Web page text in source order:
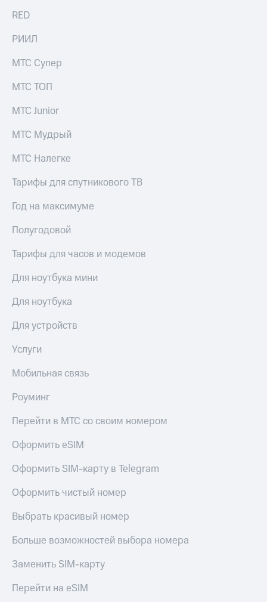
RED
РИИЛ
МТС Супер
МТС ТОП
МТС Junior
МТС Мудрый
МТС Налегке
Тарифы для спутникового ТВ
Год на максимуме
Полугодовой
Тарифы для часов и модемов
Для ноутбука мини
Для ноутбука
Для устройств
Услуги
Мобильная связь
Роуминг
Перейти в МТС со своим номером
Оформить eSIM
Оформить SIM-карту в Telegram
Оформить чистый номер
Выбрать красивый номер
Больше возможностей выбора номера
Заменить SIM-карту
Перейти на eSIM